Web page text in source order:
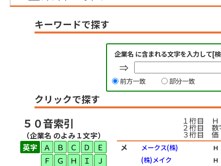
キーワードで探す
企業名 に含まれる文字を入力して[
⇒
前方一致 部分一致
クリックで探す
５０音索引
（企業名 のよみ１文字）
英字
Ａ Ｂ Ｃ Ｄ
Ｅ
Ｆ
Ｇ Ｈ Ｉ
Ｊ
１桁目 Ｈ
２桁目 数
３桁目 価
メ
メークス(株) Ｈ
(株)メイク Ｈ